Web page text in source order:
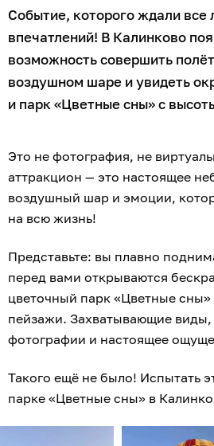
Событие, которого ждали все
впечатлений! В Калинково
возможность совершить
воздушном шаре и увидеть
и парк «Цветные сны» с
Это не фотография, не
аттракцион — это настоящее
воздушный шар и эмоции,
на всю жизнь!
Представьте: вы плавно
перед вами открываются
цветочный парк «Цветные
пейзажи. Захватывающие
фотографии и настоящее
Такого ещё не было! Испытать
парке «Цветные сны» в